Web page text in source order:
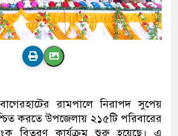
রামপালে নিরাপদ সুপেয়
করতে উপজেলায় ২১৫টি পরিবারের
বিতরণ কার্যক্রম শুরু হয়েছে। এ